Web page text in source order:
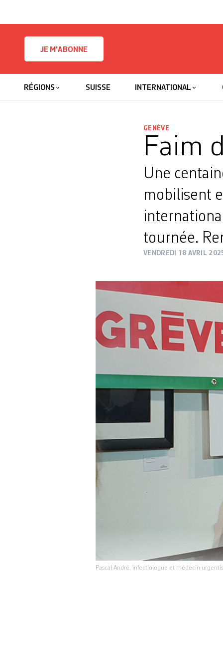
JE M'ABONNE
RÉGIONS SUISSE INTERNATIONAL
GENÈVE
Faim
Une
mobilisent
tournée.
VENDREDI 18 AVRIL
Pascal André, infectiologue et médecin